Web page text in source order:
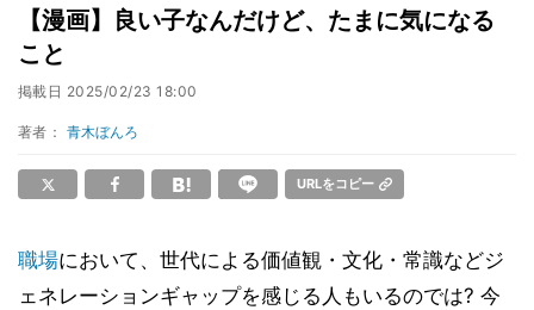
【漫画】良い子なんだけど、たまに気になる
こと
掲載日 2025/02/23 18:00
著者： 青木ぼんろ
URLをコピー
職場において、世代による価値観・文化・常識などジ
ェネレーションギャップを感じる人もいるのでは? 今